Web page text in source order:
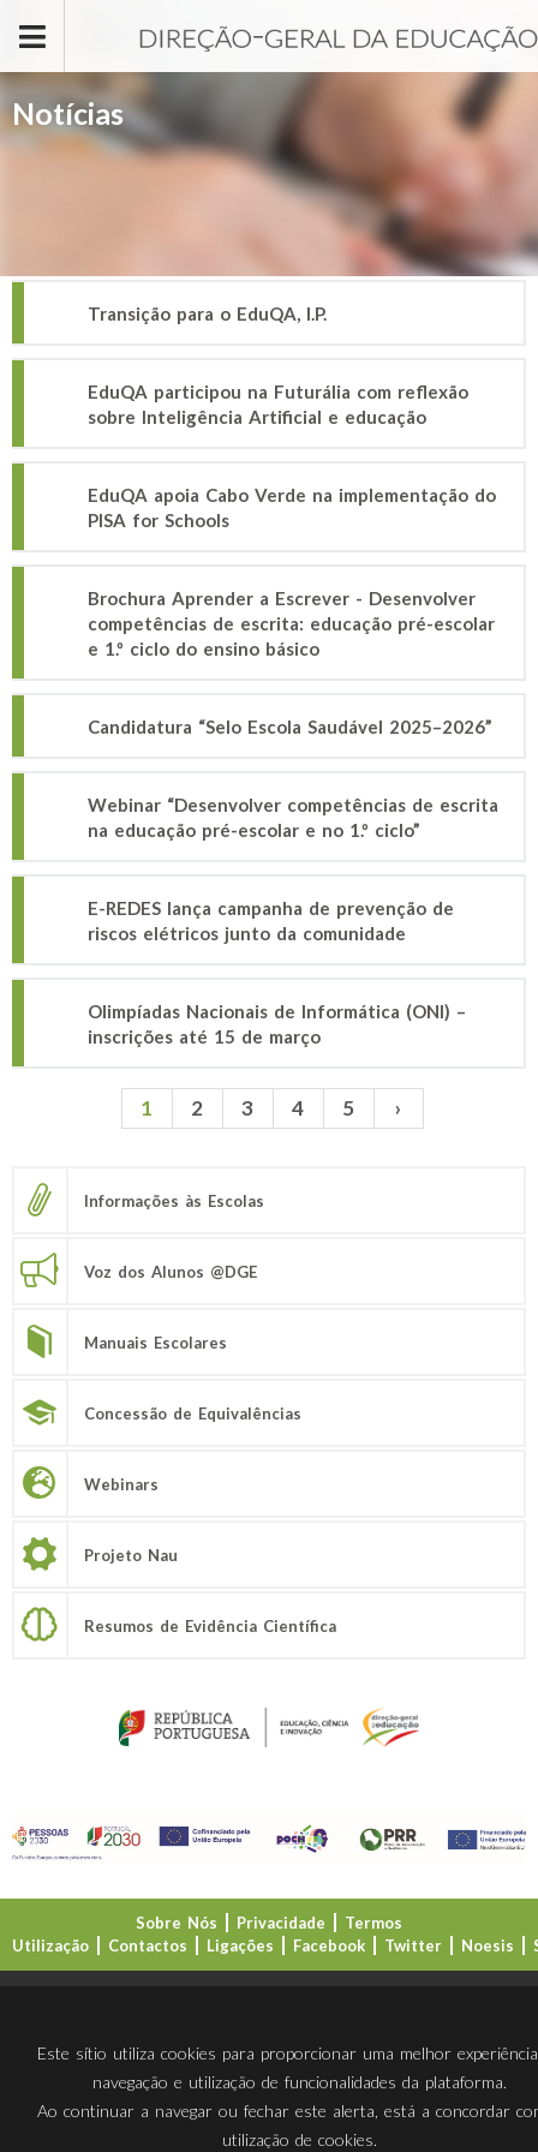
Notícias
Transição para o EduQA, I.P.
EduQA participou na Futurália com reflexão
sobre Inteligência Artificial e educação
EduQA apoia Cabo Verde na implementação do
PISA for Schools
Brochura Aprender a Escrever - Desenvolver
competências de escrita: educação pré-escolar
e 1.º ciclo do ensino básico
Candidatura “Selo Escola Saudável 2025–2026”
Webinar “Desenvolver competências de escrita
na educação pré-escolar e no 1.º ciclo”
E-REDES lança campanha de prevenção de
riscos elétricos junto da comunidade
Olimpíadas Nacionais de Informática (ONI) –
inscrições até 15 de março
1 2 3 4 5 ›
Informações às Escolas
Voz dos Alunos @DGE
Manuais Escolares
Concessão de Equivalências
Webinars
Projeto Nau
Resumos de Evidência Científica
Sobre Nós Privacidade
Termos
Utilização
Contactos Ligações Facebook Twitter Noesis
Este sítio utiliza cookies para proporcionar uma melhor
navegação e utilização de funcionalidades da plataforma.
Ao continuar a navegar ou fechar este alerta, está a concordar
utilização de cookies.